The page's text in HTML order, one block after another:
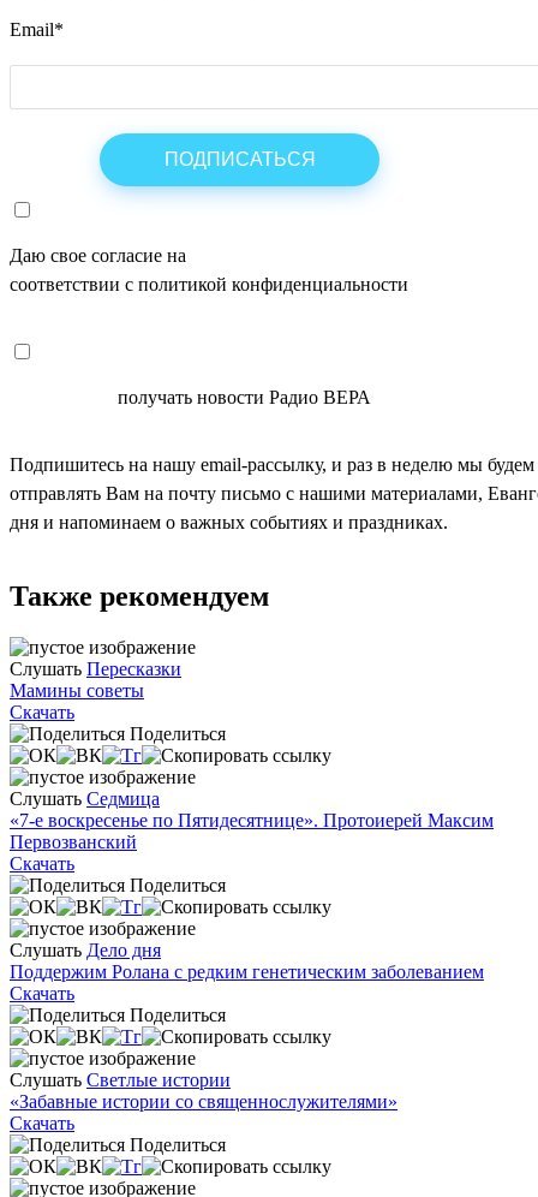
Email*
Даю свое согласие на
соответствии с политикой конфиденциальности
получать новости Радио ВЕРА
Подпишитесь на нашу email-рассылку, и раз в неделю мы будем
отправлять Вам на почту письмо с нашими материалами,
дня и напоминаем о важных событиях и праздниках.
Также рекомендуем
Слушать Пересказки
Мамины советы
Скачать
Поделиться
Слушать Седмица
«7-е воскресенье по Пятидесятнице». Протоиерей Максим
Первозванский
Скачать
Поделиться
Слушать Дело дня
Поддержим Ролана с редким генетическим заболеванием
Скачать
Поделиться
Слушать Светлые истории
«Забавные истории со священнослужителями»
Скачать
Поделиться